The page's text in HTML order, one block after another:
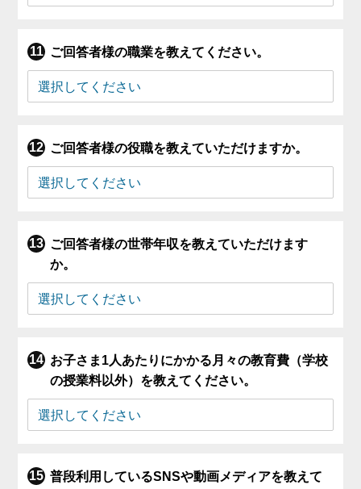
ご回答者様の職業を教えてください。
ご回答者様の役職を教えていただけますか。
ご回答者様の世帯年収を教えていただけます
か。
お子さま1人あたりにかかる月々の教育費（学校
の授業料以外）を教えてください。
普段利用しているSNSや動画メディアを教えて